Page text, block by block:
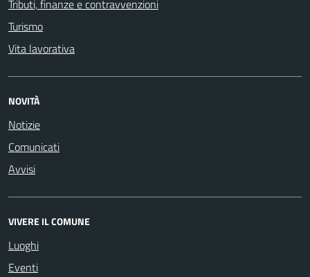
Tributi, finanze e contravvenzioni
Turismo
Vita lavorativa
NOVITÀ
Notizie
Comunicati
Avvisi
VIVERE IL COMUNE
Luoghi
Eventi